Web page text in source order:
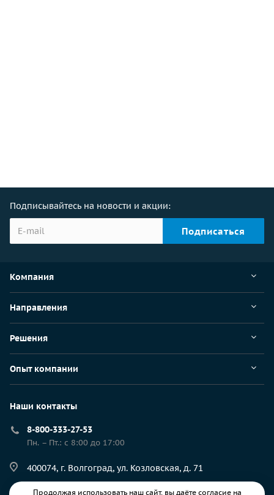
Подписывайтесь на новости и акции:
Компания
Направления
Решения
Опыт компании
Наши контакты
8-800-333-27-53
Пн. – Пт.: с 8:00 до 17:00
400074, г. Волгоград, ул. Козловская, д. 71
Продолжая использовать наш сайт, вы даёте согласие на